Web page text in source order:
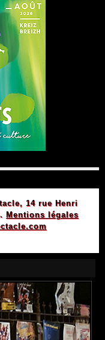
14 rue Henri
Mentions légales